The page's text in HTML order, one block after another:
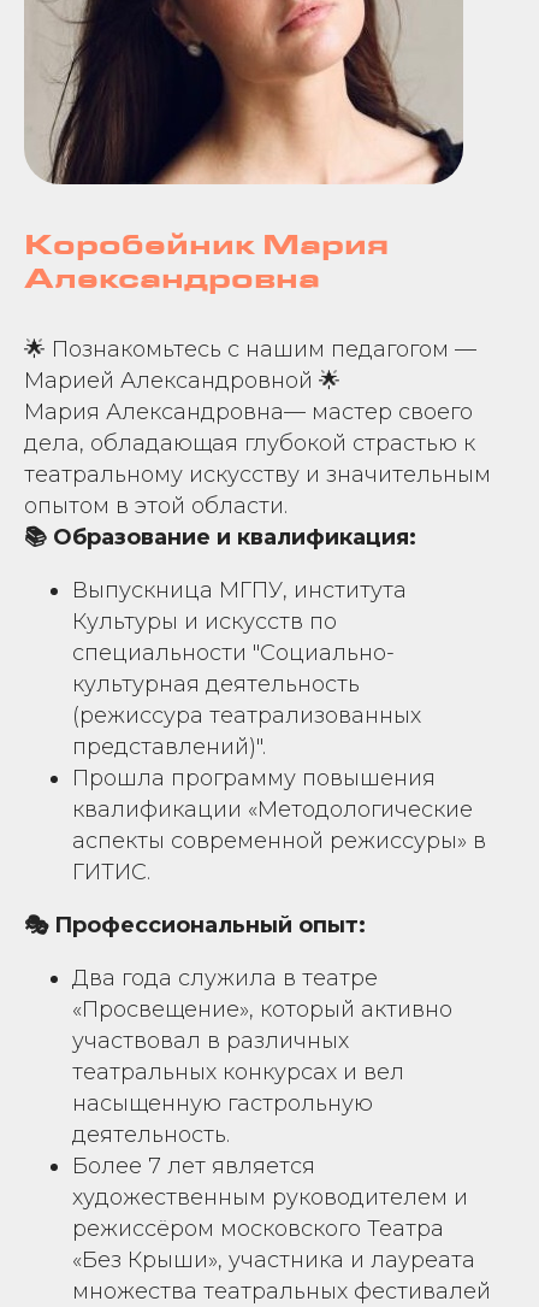
Коробейник Мария
Александровна
🌟 Познакомьтесь с нашим педагогом —
Марией Александровной 🌟
Мария Александровна— мастер своего
дела, обладающая глубокой страстью к
театральному искусству и значительным
опытом в этой области.
📚 Образование и квалификация:
Выпускница МГПУ, института
Культуры и искусств по
специальности "Социально-
культурная деятельность
(режиссура театрализованных
представлений)".
Прошла программу повышения
квалификации «Методологические
аспекты современной режиссуры» в
ГИТИС.
🎭 Профессиональный опыт:
Два года служила в театре
«Просвещение», который активно
участвовал в различных
театральных конкурсах и вел
насыщенную гастрольную
деятельность.
Более 7 лет является
художественным руководителем и
режиссёром московского Театра
«Без Крыши», участника и лауреата
множества театральных фестивалей